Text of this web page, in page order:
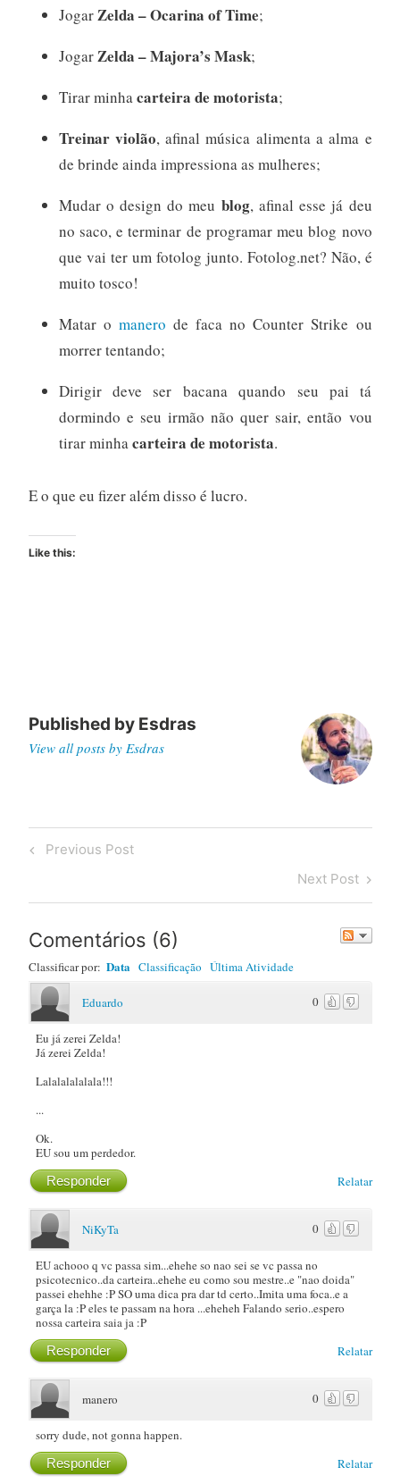
JogarZelda – Ocarina of Time;
JogarZelda – Majora’s Mask;
Tirar minhacarteira de motorista;
Treinar violão, afinal música alimenta a alma e
de brinde ainda impressiona as mulheres;
Mudar o design do meu blog, afinal esse já deu
no saco, e terminar de programar meu blog novo
que vai ter um fotolog junto. Fotolog.net? Não, é
muito tosco!
Matar o manero de faca no Counter Strike ou
morrer tentando;
Dirigir deve ser bacana quando seu pai tá
dormindo e seu irmão não quer sair, então vou
tirar minhacarteira de motorista.
E o que eu fizer além disso é lucro.
Like this:
Published by Esdras
View all posts by Esdras
Post
Previous
Previous Post
Next
Post
Next Post
Comentários (6)
Classificar por: Data Classificação Última Atividade
0
Eduardo
Eu já zerei Zelda!
Já zerei Zelda!
Lalalalalalala!!!
...
Ok.
EU sou um perdedor.
Relatar
Responder
0
NiKyTa
EU achooo q vc passa sim...ehehe so nao sei se vc passa no
psicotecnico..da carteira..ehehe eu como sou mestre..e "nao doida"
passei ehehhe :P SO uma dica pra dar td certo..Imita uma foca..e a
garça la :P eles te passam na hora ...eheheh Falando serio..espero
nossa carteira saia ja :P
Relatar
Responder
0
manero
sorry dude, not gonna happen.
Relatar
Responder